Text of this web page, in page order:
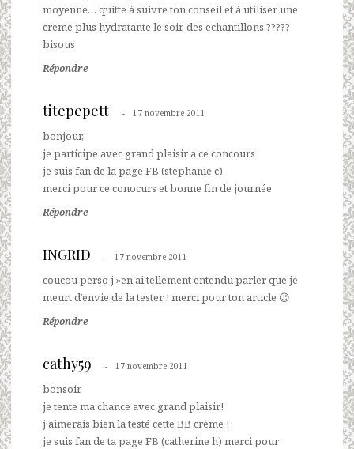
moyenne… quitte à suivre ton conseil et à utiliser une
creme plus hydratante le soir. des echantillons ?????
bisous
Répondre
titepepett 17 novembre 2011
bonjour,
je participe avec grand plaisir a ce concours
je suis fan de la page FB (stephanie c)
merci pour ce conocurs et bonne fin de journée
Répondre
INGRID 17 novembre 2011
coucou perso j »en ai tellement entendu parler que je
meurt d’envie de la tester ! merci pour ton article 😉
Répondre
cathy59 17 novembre 2011
bonsoir,
je tente ma chance avec grand plaisir!
j’aimerais bien la testé cette BB crème !
je suis fan de ta page FB (catherine h) merci pour